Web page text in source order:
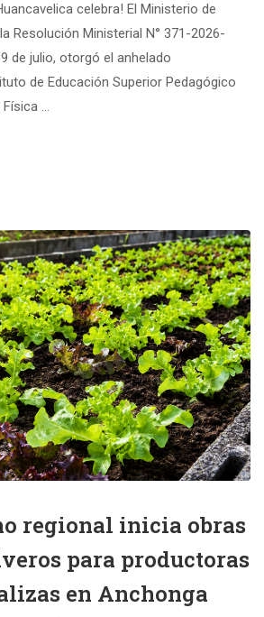
celebra! El Ministerio de
Resolución Ministerial N° 371-2026-
de julio, otorgó el anhelado
de Educación Superior Pedagógico
Física …
regional inicia obras
para productoras
en Anchonga